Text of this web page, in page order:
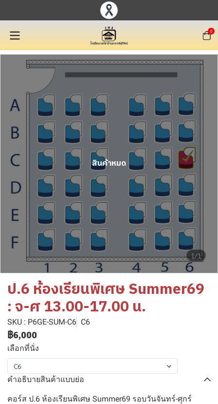
0
1/1
สินค้าหมด
ป.6 ห้องเรียนพิเศษ Summer69
: จ-ศ 13.00-17.00 น.
SKU : P6GE-SUM-C6 C6
฿6,000
เลือกที่นั่ง
C6
คำอธิบายสินค้าแบบย่อ
คอร์ส ป.6 ห้องเรียนพิเศษ Summer69 รอบวันจันทร์-ศุกร์